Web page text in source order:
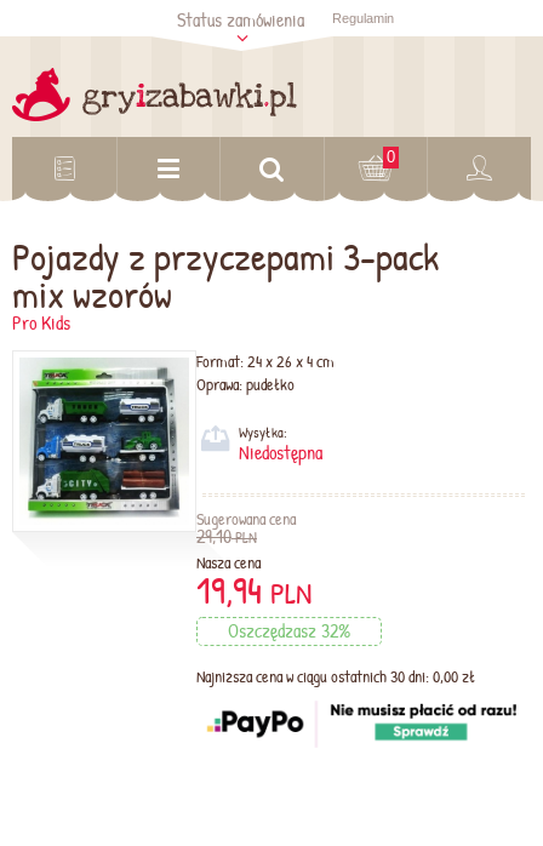
Sprawdź status
zamówienia
Status zamówienia Regulamin
0
Pojazdy z przyczepami 3-pack
mix wzorów
Pro Kids
Format:24 x 26 x 4 cm
Oprawa:pudełko
Wysyłka:
Niedostępna
Sugerowana cena
29,10PLN
Nasza cena
19,94 PLN
Oszczędzasz 32%
Najniższa cena w ciągu ostatnich 30 dni: 0,00 zł